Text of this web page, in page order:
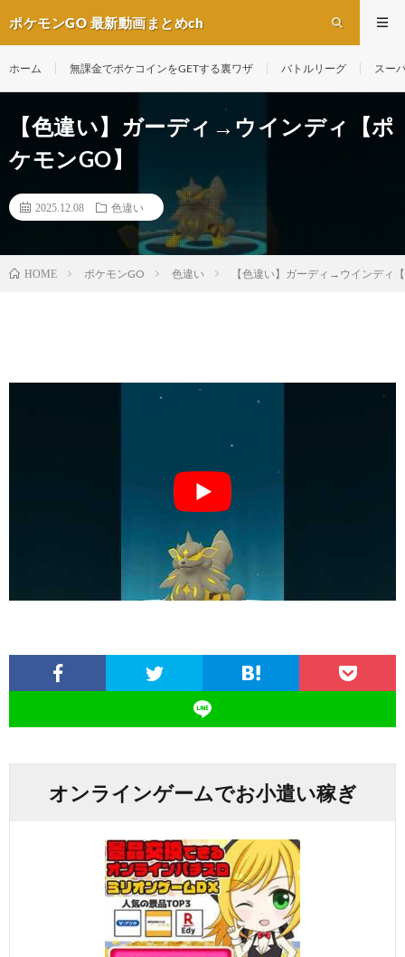
ポケモンGO 最新動画まとめch
ホーム 無課金でポケコインをGETする裏ワザ バトルリーグ スー
【色違い】ガーディ→ウインディ【ポ
ケモンGO】
2025.12.08 色違い
HOME ポケモンGO 色違い 【色違い】ガーディ→ウインディ
オンラインゲームでお小遣い稼ぎ